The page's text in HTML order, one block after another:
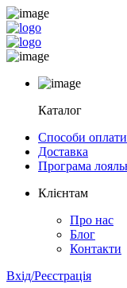
Каталог
Способи оплати
Доставка
Програма
Клієнтам
Про нас
Блог
Контакти
Вхід/Реєстрація